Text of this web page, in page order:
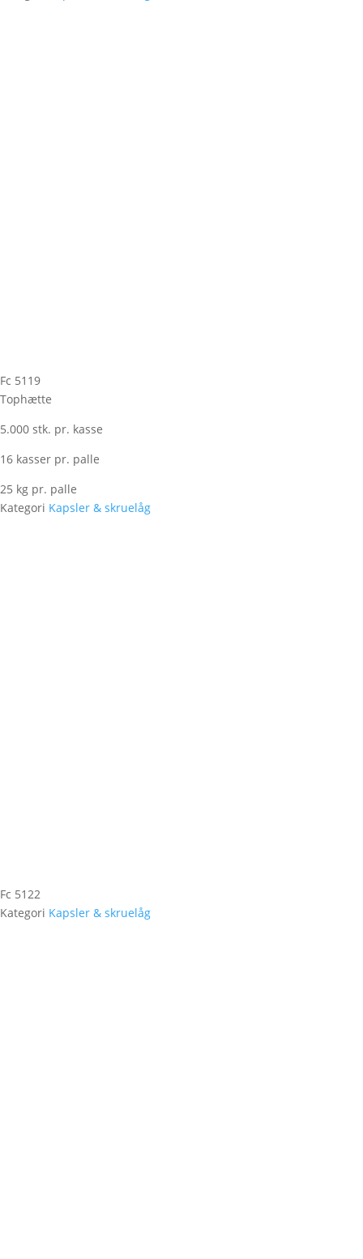
Fc 5119
Tophætte
5.000 stk. pr. kasse
16 kasser pr. palle
25 kg pr. palle
Kategori Kapsler & skruelåg
Fc 5122
Kategori Kapsler & skruelåg